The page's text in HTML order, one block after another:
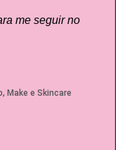
me seguir no